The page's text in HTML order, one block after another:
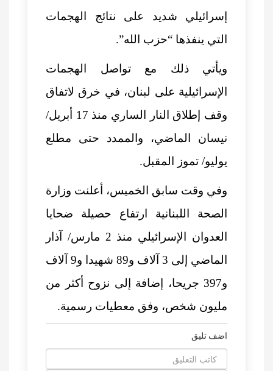
إسرائيلي شديد على نتائج الهجمات
التي ينفذها “حزب الله”.
ويأتي ذلك مع تواصل الهجمات
الإسرائيلية على لبنان، في خرق لاتفاق
وقف إطلاق النار الساري منذ 17 أبريل/
نيسان الماضي، والممدد حتى مطلع
يوليو/ تموز المقبل.
وفي وقت سابق الخميس، أعلنت وزارة
الصحة اللبنانية ارتفاع حصيلة ضحايا
العدوان الإسرائيلي منذ 2 مارس/ آذار
الماضي إلى 3 آلاف و89 شهيدا و9 آلاف
و397 جريحا، إضافة إلى نزوح أكثر من
مليون شخص، وفق معطيات رسمية.
اضف تليق